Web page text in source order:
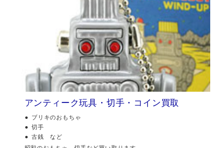
アンティーク玩具・切手・コイン買取
ブリキのおもちゃ
切手
古銭 など